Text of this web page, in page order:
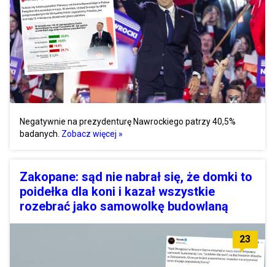
Negatywnie na prezydenturę Nawrockiego patrzy 40,5%
badanych. Zobacz więcej »
Zakopane: sąd nie nabrał się, że domki to
poidełka dla koni i kazał wszystkie
rozebrać jako samowolkę budowlaną
23